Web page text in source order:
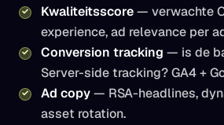
Kwaliteitsscore— verwachte
experience, ad relevance per
Conversion tracking — is de
Server-side tracking? GA4 +
Ad copy— RSA-headlines,
asset rotation.